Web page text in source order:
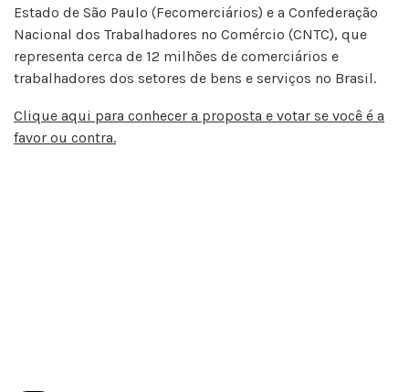
Estado de São Paulo (Fecomerciários) e a Confederação
Nacional dos Trabalhadores no Comércio (CNTC), que
representa cerca de 12 milhões de comerciários e
trabalhadores dos setores de bens e serviços no Brasil.
Clique aqui para conhecer a proposta e votar se você é a
favor ou contra.